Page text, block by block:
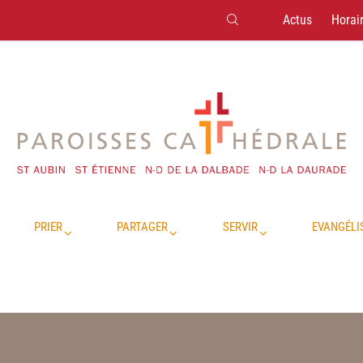
Actus
PRIER PARTAGER SERVIR